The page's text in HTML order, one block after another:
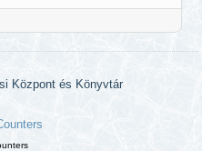
Központ és Könyvtár